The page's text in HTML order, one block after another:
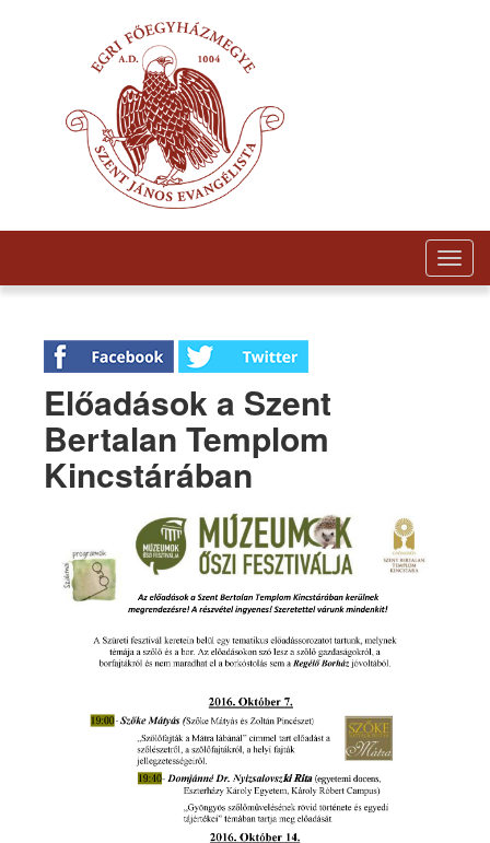
Előadások a Szent
Bertalan Templom
Kincstárában